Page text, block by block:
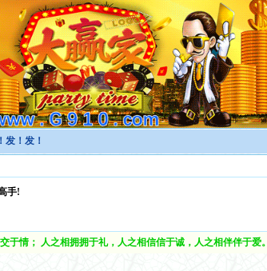
！发！
手!
于情； 人之相拥拥于礼，人之相信信于诚，人之相伴伴于爱。